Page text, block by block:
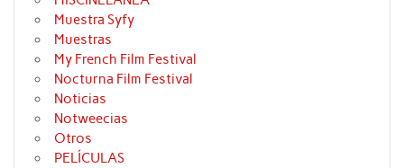
Muestra Syfy
Muestras
My French Film Festival
Nocturna Film Festival
Noticias
Notweecias
Otros
PELÍCULAS